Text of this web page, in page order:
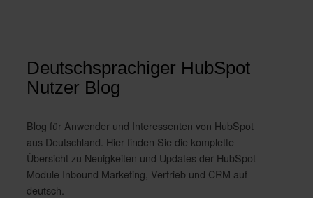
Deutschsprachiger HubSpot
Nutzer Blog
Blog für Anwender und Interessenten von HubSpot
aus Deutschland. Hier finden Sie die komplette
Übersicht zu Neuigkeiten und Updates der HubSpot
Module Inbound Marketing, Vertrieb und CRM auf
deutsch.